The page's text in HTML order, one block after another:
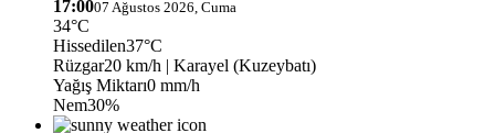
17:0007 Ağustos 2026, Cuma
34°C
Hissedilen37°C
Rüzgar20 km/h | Karayel (Kuzeybatı)
Yağış Miktarı0 mm/h
Nem30%